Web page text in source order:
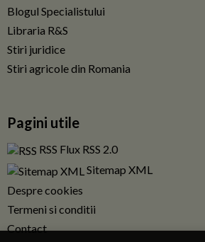
Blogul Specialistului
Libraria R&S
Stiri juridice
Stiri agricole din Romania
Pagini utile
RSS Flux RSS 2.0
Sitemap XML
Despre cookies
Termeni si conditii
Contact